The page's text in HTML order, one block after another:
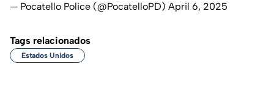
— Pocatello Police (@PocatelloPD) April 6, 2025
Tags relacionados
Estados Unidos